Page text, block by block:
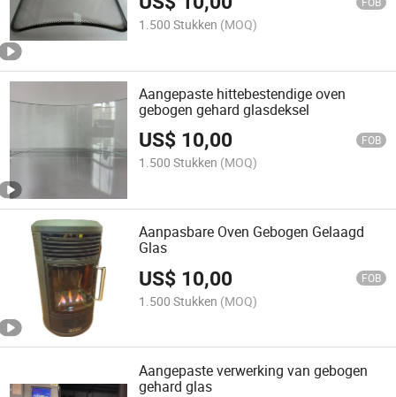
1.500 Stukken (MOQ)
Aangepaste hittebestendige oven
gebogen gehard glasdeksel
US$ 10,00 FOB
1.500 Stukken (MOQ)
Aanpasbare Oven Gebogen Gelaagd
Glas
US$ 10,00 FOB
1.500 Stukken (MOQ)
Aangepaste verwerking van gebogen
gehard glas